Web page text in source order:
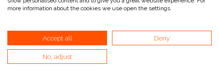
Stato:Liquido
Riferimento interno:1984253
more information about the cookies we use open the settings.
Accept all Deny
No, adjust